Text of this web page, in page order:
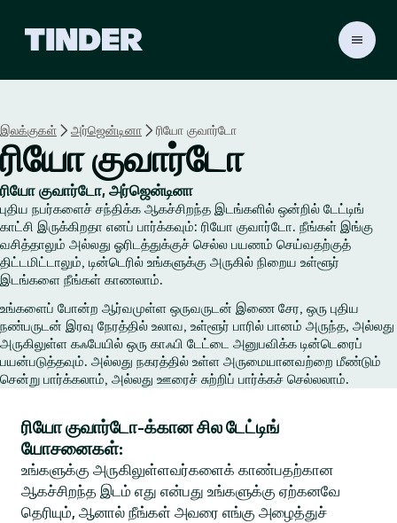
ம்
இலக்குகள் அர்ஜென்டினா ரியோ குவார்டோ
ரியோ குவார்டோ
ரியோ குவார்டோ, அர்ஜென்டினா
புதிய நபர்களைச் சந்திக்க ஆகச்சிறந்த இடங்களில் ஒன்றில் டேட்டிங்
காட்சி இருக்கிறதா எனப் பார்க்கவும்: ரியோ குவார்டோ. நீங்கள் இங்கு
வசித்தாலும் அல்லது ஓரிடத்துக்குச் செல்ல பயணம் செய்வதற்குத்
திட்டமிட்டாலும், டின்டெரில் உங்களுக்கு அருகில் நிறைய உள்ளூர்
இடங்களை நீங்கள் காணலாம்.
உங்களைப் போன்ற ஆர்வமுள்ள ஒருவருடன் இணை சேர, ஒரு புதிய
நண்பருடன் இரவு நேரத்தில் உலாவ, உள்ளூர் பாரில் பானம் அருந்த, அல்லது
அருகிலுள்ள கஃபேயில் ஒரு காஃபி டேட்டை அனுபவிக்க டின்டெரைப்
பயன்படுத்தவும். அல்லது நகரத்தில் உள்ள அருமையானவற்றை மீண்டும்
சென்று பார்க்கலாம், அல்லது ஊரைச் சுற்றிப் பார்க்கச் செல்லலாம்.
ரியோ குவார்டோ-க்கான சில டேட்டிங்
யோசனைகள்:
உங்களுக்கு அருகிலுள்ளவர்களைக் காண்பதற்கான
ஆகச்சிறந்த இடம் எது என்பது உங்களுக்கு ஏற்கனவே
தெரியும், ஆனால் நீங்கள் அவரை எங்கு அழைத்துச்